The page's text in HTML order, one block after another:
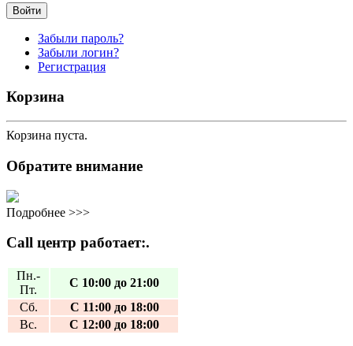
Забыли пароль?
Забыли логин?
Регистрация
Корзина
Корзина пуста.
Обратите внимание
Подробнее >>>
Call центр работает:.
Пн.-
Пт.
С 10:00 до 21:00
Сб.
С 11:00 до 18:00
Вс.
С 12:00 до 18:00